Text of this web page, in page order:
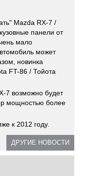
Mazda RX-7 /
панели от
мало
может
новинка
FT-86 / Тойота
7 возможно будет
мощностью более
к 2012 году.
ДРУГИЕ НОВОСТИ